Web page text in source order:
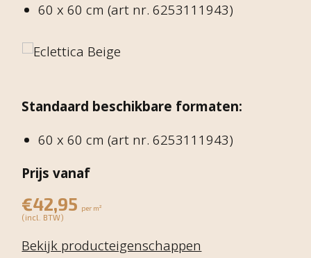
60 x 60 cm (art nr. 6253111943)
Standaard beschikbare formaten:
60 x 60 cm (art nr. 6253111943)
Prijs vanaf
€42,95 per m²
(incl. BTW)
Bekijk producteigenschappen